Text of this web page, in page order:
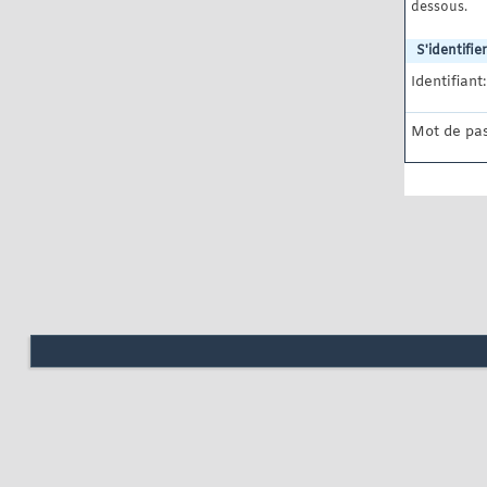
dessous.
S'identifier
Identifiant:
Mot de